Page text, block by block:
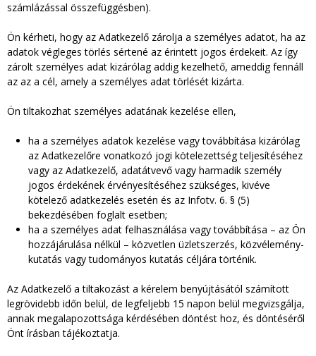
számlázással összefüggésben).
Ön kérheti, hogy az Adatkezelő zárolja a személyes adatot, ha az
adatok végleges törlés sértené az érintett jogos érdekeit. Az így
zárolt személyes adat kizárólag addig kezelhető, ameddig fennáll
az az a cél, amely a személyes adat törlését kizárta.
Ön tiltakozhat személyes adatának kezelése ellen,
ha a személyes adatok kezelése vagy továbbítása kizárólag
az Adatkezelőre vonatkozó jogi kötelezettség teljesítéséhez
vagy az Adatkezelő, adatátvevő vagy harmadik személy
jogos érdekének érvényesítéséhez szükséges, kivéve
kötelező adatkezelés esetén és az Infotv. 6. § (5)
bekezdésében foglalt esetben;
ha a személyes adat felhasználása vagy továbbítása – az Ön
hozzájárulása nélkül – közvetlen üzletszerzés, közvélemény-
kutatás vagy tudományos kutatás céljára történik.
Az Adatkezelő a tiltakozást a kérelem benyújtásától számított
legrövidebb időn belül, de legfeljebb 15 napon belül megvizsgálja,
annak megalapozottsága kérdésében döntést hoz, és döntéséről
Önt írásban tájékoztatja.